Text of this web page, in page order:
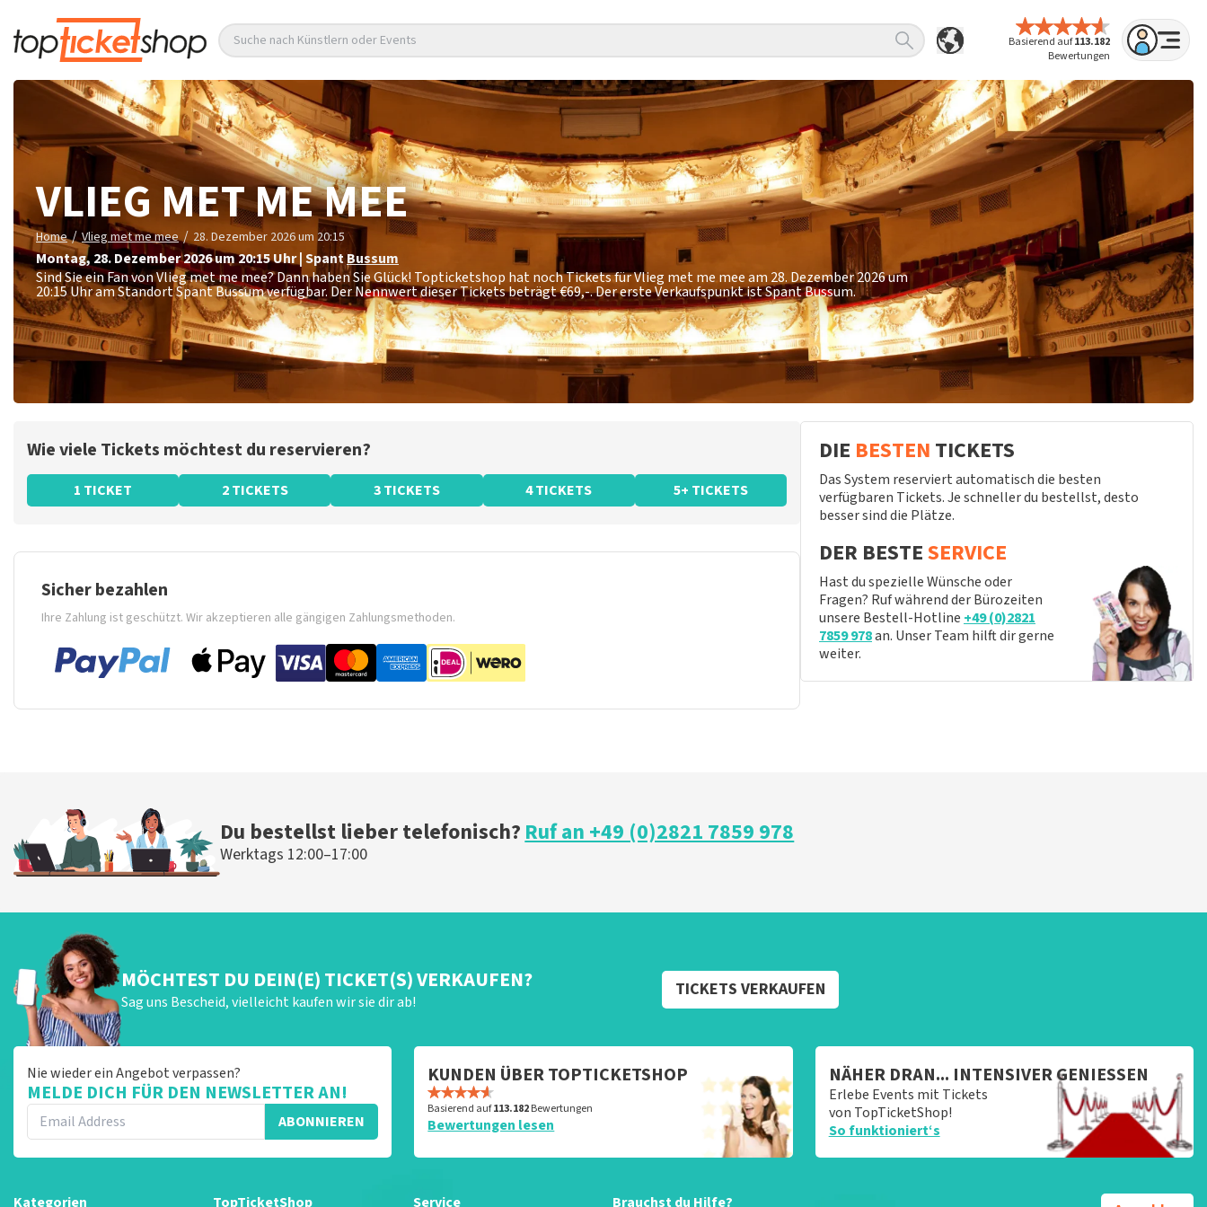
Basierend auf113.182
Bewertungen
Suche nach Künstlern oder Events
VLIEG MET ME MEE
Home / Vlieg met me mee / 28. Dezember 2026 um 20:15
Montag, 28. Dezember 2026 um 20:15Uhr|SpantBussum
Sind Sie ein Fan von Vlieg met me mee? Dann haben Sie Glück! Topticketshop hat noch Tickets für Vlieg met me mee am 28. Dezember 2026 um
20:15 Uhr am Standort Spant Bussum verfügbar. Der Nennwert dieser Tickets beträgt€69,-. Der erste Verkaufspunkt ist Spant Bussum.
Wie viele Tickets möchtest du reservieren?
1 TICKET 2 TICKETS 3 TICKETS 4 TICKETS 5+ TICKETS
Sicher bezahlen
Ihre Zahlung ist geschützt. Wir akzeptieren alle gängigen Zahlungsmethoden.
DIE BESTEN TICKETS
Das System reserviert automatisch die besten
verfügbaren Tickets. Je schneller du bestellst, desto
besser sind die Plätze.
DER BESTESERVICE
Hast du spezielle Wünsche oder
Fragen? Ruf während der Bürozeiten
unsere Bestell-Hotline +49 (0)2821
7859 978an. Unser Team hilft dir gerne
weiter.
Du bestellst lieber telefonisch?Ruf an +49 (0)2821 7859 978
Werktags 12:00–17:00
MÖCHTEST DU DEIN(E) TICKET(S) VERKAUFEN?
Sag uns Bescheid, vielleicht kaufen wir sie dir ab!
TICKETS VERKAUFEN
Nie wieder ein Angebot verpassen?
MELDE DICH FÜR DEN NEWSLETTER AN!
ABONNIEREN
KUNDEN ÜBER TOPTICKETSHOP
Basierend auf113.182Bewertungen
Bewertungen lesen
NÄHER DRAN... INTENSIVER GENIESSEN
Erlebe Events mit Tickets
von TopTicketShop!
So funktioniert‘s
Kategorien TopTicketShop Service Brauchst du Hilfe?